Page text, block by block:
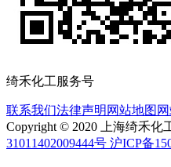
绮禾化工服务号
联系我们法律声明 网站地图
Copyright © 2020 上海绮禾化
31011402009444号 沪ICP备